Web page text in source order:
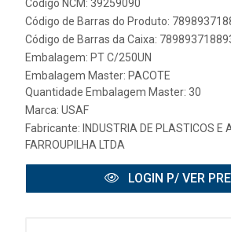
Código NCM: 39259090
Código de Barras do Produto:
Código de Barras da Caixa:
Embalagem: PT C/250UN
Embalagem Master: PACOTE
Quantidade Embalagem Master: 30
Marca: USAF
Fabricante: INDUSTRIA DE PLASTICOS E
FARROUPILHA LTDA
LOGIN P/ VER